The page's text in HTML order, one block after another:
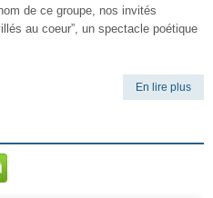
de ce groupe, nos invités
au coeur”, un spectacle poétique
En lire plus